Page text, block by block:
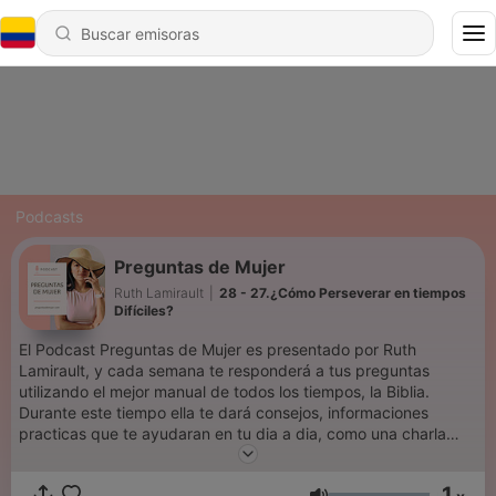
Podcasts
Preguntas de Mujer
Ruth Lamirault
28 - 27.¿Cómo Perseverar en tiempos
Difíciles?
El Podcast Preguntas de Mujer es presentado por Ruth
Lamirault, y cada semana te responderá a tus preguntas
utilizando el mejor manual de todos los tiempos, la Biblia.
Durante este tiempo ella te dará consejos, informaciones
practicas que te ayudaran en tu dia a dia, como una charla
intima de amiga a amiga. A Ruth le encanta conectarse con las